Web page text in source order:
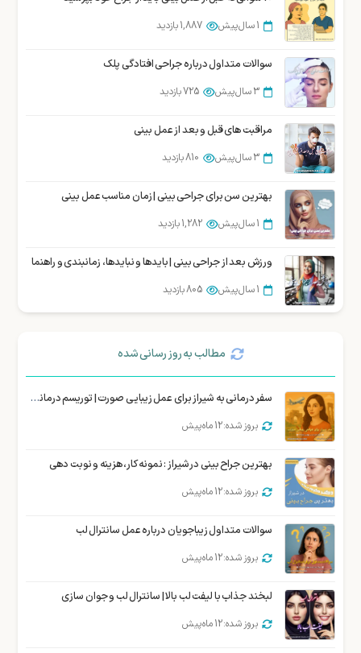
1 سال پیش 1,887 بازدید
جراحی بوکال فت یا برداشتن چربی لپ در شیراز
1 سال پیش 1,862 بازدید
1 سال پیش 1,887 بازدید
سوالات متداول درباره جراحی افتادگی پلک
3 سال پیش 725 بازدید
مراقبت های قبل و بعد از عمل بینی
3 سال پیش 810 بازدید
بهترین سن برای جراحی بینی | زمان مناسب عمل بینی
1 سال پیش 1,282 بازدید
ورزش بعد از جراحی بینی | بایدها و نبایدها، زمانبندی و راهنما
1 سال پیش 805 بازدید
مطالب به روز رسانی شده
سفر درمانی به شیراز برای عمل زیبایی صورت | توریسم درمانی زیبایی شیراز
بروز شده: 12 ماه پیش
بهترین جراح بینی در شیراز : نمونه کار، هزینه و نوبت دهی
بروز شده: 12 ماه پیش
سوالات متداول زیباجویان درباره عمل سانترال لب
بروز شده: 12 ماه پیش
لبخند جذاب با لیفت لب بالا | سانترال لب و جوان سازی
بروز شده: 12 ماه پیش